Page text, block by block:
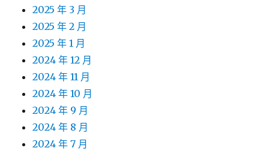
2025 年 3 月
2025 年 2 月
2025 年 1 月
2024 年 12 月
2024 年 11 月
2024 年 10 月
2024 年 9 月
2024 年 8 月
2024 年 7 月